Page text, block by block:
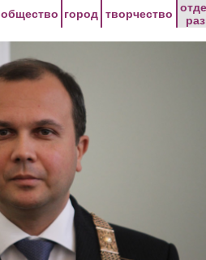
общество город творчество